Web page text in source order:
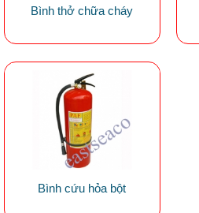
Bình thở chữa cháy
Bình cứu hỏa bột